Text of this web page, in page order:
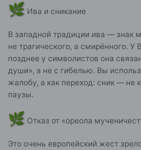
🌿 Ива и сникание
В западной традиции ива — знак
не трагического, а смирённого. У
позднее у символистов она
души», а не с гибелью. Вы
жалобу, а как переход: сник — не
паузы.
🌿 Отказ от «ореола
Это очень европейский жест